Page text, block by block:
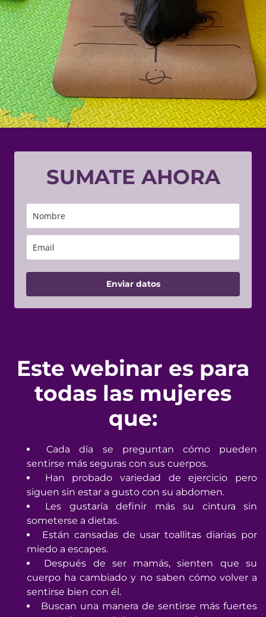
SUMATE AHORA
Enviar datos
Este webinar es para
todas las mujeres
que:
Cada día se preguntan cómo pueden
sentirse más seguras con sus cuerpos.
Han probado variedad de ejercicio pero
siguen sin estar a gusto con su abdomen.
Les gustaría definir más su cintura sin
someterse a dietas.
Están cansadas de usar toallitas diarias por
miedo a escapes.
Después de ser mamás, sienten que su
cuerpo ha cambiado y no saben cómo volver a
sentirse bien con él.
Buscan una manera de sentirse más fuertes